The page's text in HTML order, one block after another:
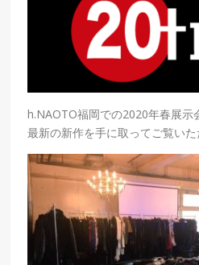
h.NAOTO福岡での2020年春展示
最新の新作を手に取ってご覧いた